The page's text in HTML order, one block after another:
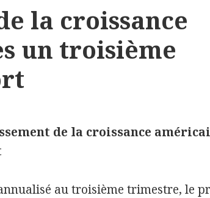
la croissance
un troisième
de la croissance
au troisième trimestre, le